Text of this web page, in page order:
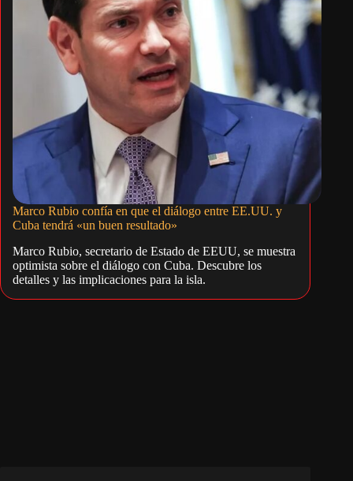
Marco Rubio confía en que el diálogo entre EE.UU. y
Cuba tendrá «un buen resultado»
Marco Rubio, secretario de Estado de EEUU, se muestra
optimista sobre el diálogo con Cuba. Descubre los
detalles y las implicaciones para la isla.